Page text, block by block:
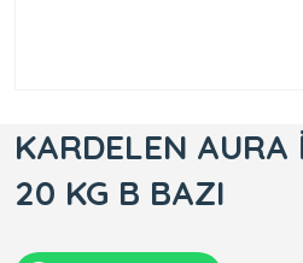
KARDELEN AURA
20 KG B BAZI